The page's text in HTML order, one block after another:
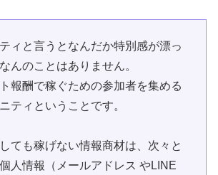
ィと言うとなんだか特別感が漂っ
んのことはありません。
報酬で稼ぐための参加者を集める
ティということです。
ても稼げない情報商材は、次々と
人情報（メールアドレス やLINE